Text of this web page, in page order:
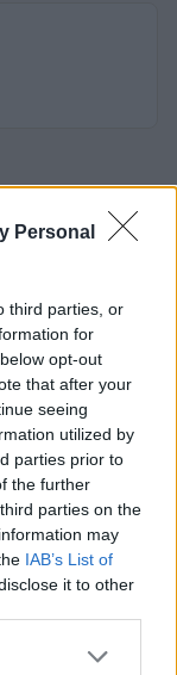
Personal
third parties, or
for
opt-out
that after your
seeing
utilized by
parties prior to
the further
parties on the
may
IAB’s List of
it to other
more Google